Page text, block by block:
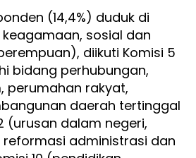
(14,4%) duduk di
sosial dan
diikuti Komisi 5
bidang perhubungan,
perumahan rakyat,
daerah tertinggal
(urusan dalam negeri,
administrasi dan